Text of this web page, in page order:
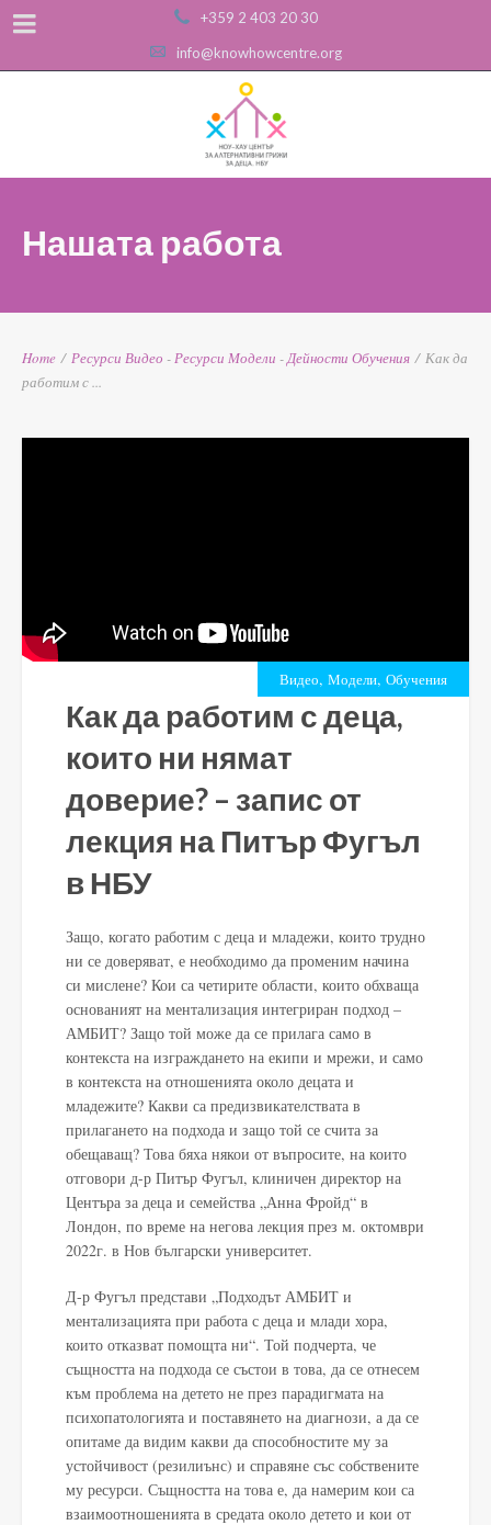
+359 2 403 20 30
info@knowhowcentre.org
Нашата работа
Home / Ресурси Видео - Ресурси Модели - Дейности Обучения / Как да
работим с ...
Видео, Модели, Обучения
Как да работим с деца,
които ни нямат
доверие? – запис от
лекция на Питър Фугъл
в НБУ
Защо, когато работим с деца и младежи, които трудно
ни се доверяват, е необходимо да променим начина
си мислене? Кои са четирите области, които обхваща
основаният на ментализация интегриран подход –
АМБИТ? Защо той може да се прилага само в
контекста на изграждането на екипи и мрежи, и само
в контекста на отношенията около децата и
младежите? Какви са предизвикателствата в
прилагането на подхода и защо той се счита за
обещаващ? Това бяха някои от въпросите, на които
отговори д-р Питър Фугъл, клиничен директор на
Центъра за деца и семейства „Анна Фройд“ в
Лондон, по време на негова лекция през м. октомври
2022г. в Нов български университет.
Д-р Фугъл представи „Подходът АМБИТ и
ментализацията при работа с деца и млади хора,
които отказват помощта ни“. Той подчерта, че
същността на подхода се състои в това, да се отнесем
към проблема на детето не през парадигмата на
психопатологията и поставянето на диагнози, а да се
опитаме да видим какви да способностите му за
устойчивост (резилиънс) и справяне със собствените
му ресурси. Същността на това е, да намерим кои са
взаимоотношенията в средата около детето и кои от